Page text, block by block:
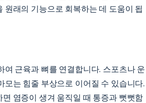
원래의 기능으로 회복하는 데 도움이 됩
여 근육과 뼈를 연결합니다. 스포츠나 운
모는 힘줄 부상으로 이어질 수 있습니다.
염증이 생겨 움직일 때 통증과 뻣뻣함